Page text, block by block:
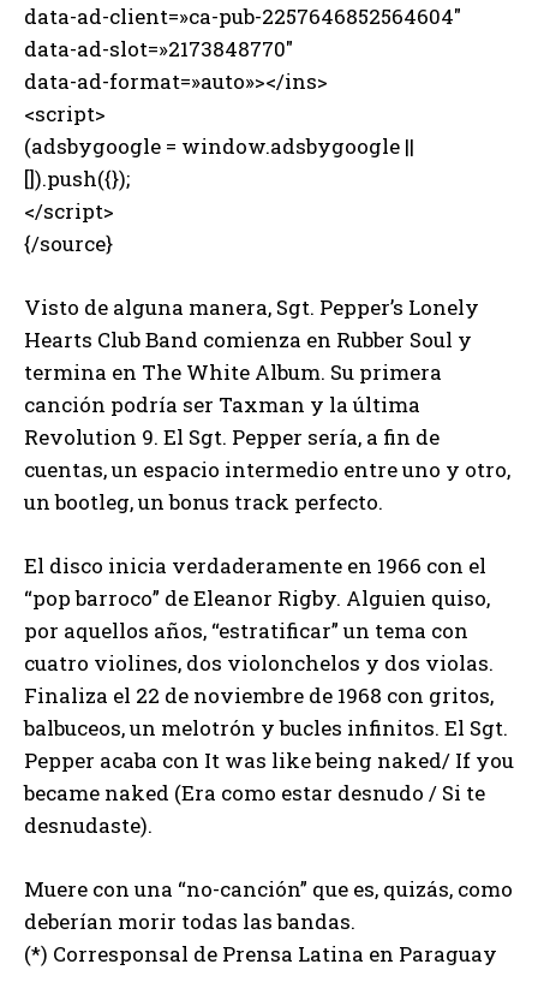
data-ad-client=»ca-pub-2257646852564604″
data-ad-slot=»2173848770″
data-ad-format=»auto»></ins>
<script>
(adsbygoogle = window.adsbygoogle ||
[]).push({});
</script>
{/source}
Visto de alguna manera, Sgt. Pepper’s Lonely
Hearts Club Band comienza en Rubber Soul y
termina en The White Album. Su primera
canción podría ser Taxman y la última
Revolution 9. El Sgt. Pepper sería, a fin de
cuentas, un espacio intermedio entre uno y otro,
un bootleg, un bonus track perfecto.
El disco inicia verdaderamente en 1966 con el
“pop barroco” de Eleanor Rigby. Alguien quiso,
por aquellos años, “estratificar” un tema con
cuatro violines, dos violonchelos y dos violas.
Finaliza el 22 de noviembre de 1968 con gritos,
balbuceos, un melotrón y bucles infinitos. El Sgt.
Pepper acaba con It was like being naked/ If you
became naked (Era como estar desnudo / Si te
desnudaste).
Muere con una “no-canción” que es, quizás, como
deberían morir todas las bandas.
(*) Corresponsal de Prensa Latina en Paraguay